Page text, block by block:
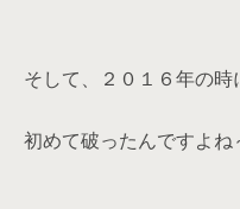
そして、２０１６年の
初めて破ったんですよね